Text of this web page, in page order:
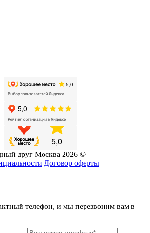
друг Москва 2026 ©
Договор оферты
телефон, и мы перезвоним вам в